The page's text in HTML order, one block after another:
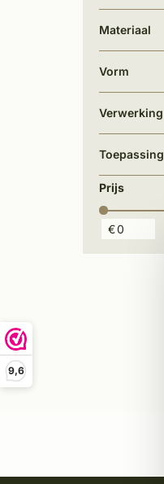
9,6
Materiaal
Vorm
Verwerking
Toepassing
Prijs
€